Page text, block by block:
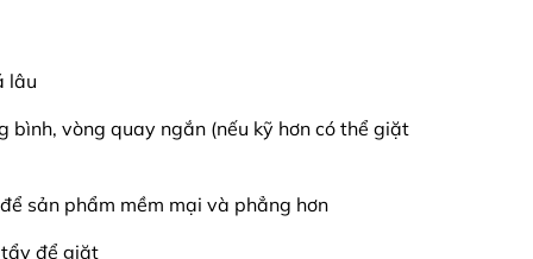
lâu
bình, vòng quay ngắn (nếu kỹ hơn có thể giặt
sản phẩm mềm mại và phẳng hơn
tẩy để giặt